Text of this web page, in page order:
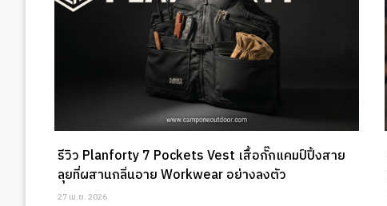
รีวิว Planforty 7 Pockets Vest เสื้อกั๊กแคมป์ปิ้งสาย
ลุยที่ผสานกลิ่นอาย Workwear อย่างลงตัว
27 เม.ย. 2026